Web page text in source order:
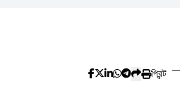
প্রিন্ট